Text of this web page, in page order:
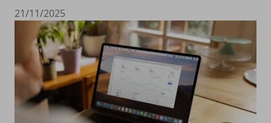
21/11/2025